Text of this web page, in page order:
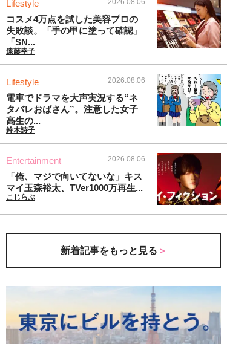
Lifestyle
コスメ4万点を試した美容プロの
失敗談。「手の甲に塗って確認」
「SN...
遠藤幸子
Lifestyle 2026.08.06
電車でドラマを大声実況する“ネ
タバレおばさん”。注意した女子
高生の...
鈴木詩子
Entertainment 2026.08.06
「俺、マジで向いてないな」キス
マイ玉森裕太、TVer1000万再生...
こじらぶ
新着記事をもっと見る